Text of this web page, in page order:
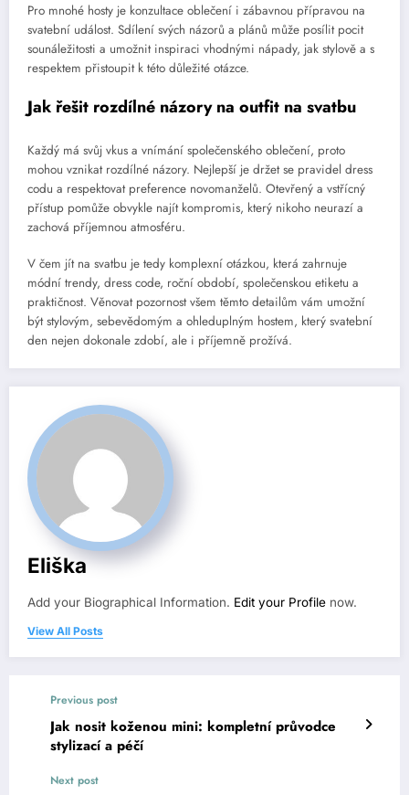
Pro mnohé hosty je konzultace oblečení i zábavnou přípravou na
svatební událost. Sdílení svých názorů a plánů může posílit pocit
sounáležitosti a umožnit inspiraci vhodnými nápady, jak stylově a s
respektem přistoupit k této důležité otázce.
Jak řešit rozdílné názory na outfit na svatbu
Každý má svůj vkus a vnímání společenského oblečení, proto
mohou vznikat rozdílné názory. Nejlepší je držet se pravidel dress
codu a respektovat preference novomanželů. Otevřený a vstřícný
přístup pomůže obvykle najít kompromis, který nikoho neurazí a
zachová příjemnou atmosféru.
V čem jít na svatbu je tedy komplexní otázkou, která zahrnuje
módní trendy, dress code, roční období, společenskou etiketu a
praktičnost. Věnovat pozornost všem těmto detailům vám umožní
být stylovým, sebevědomým a ohleduplným hostem, který svatební
den nejen dokonale zdobí, ale i příjemně prožívá.
Eliška
Add your Biographical Information. Edit your Profile now.
View All Posts
Previous post
Jak nosit koženou mini: kompletní průvodce
stylizací a péčí
Next post